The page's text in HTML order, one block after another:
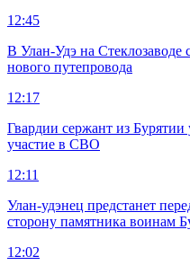
12:45
В Улан-Удэ на Стеклозаводе
нового путепровода
12:17
Гвардии сержант из Бурятии
участие в СВО
12:11
Улан-удэнец предстанет
сторону памятника воинам
12:02